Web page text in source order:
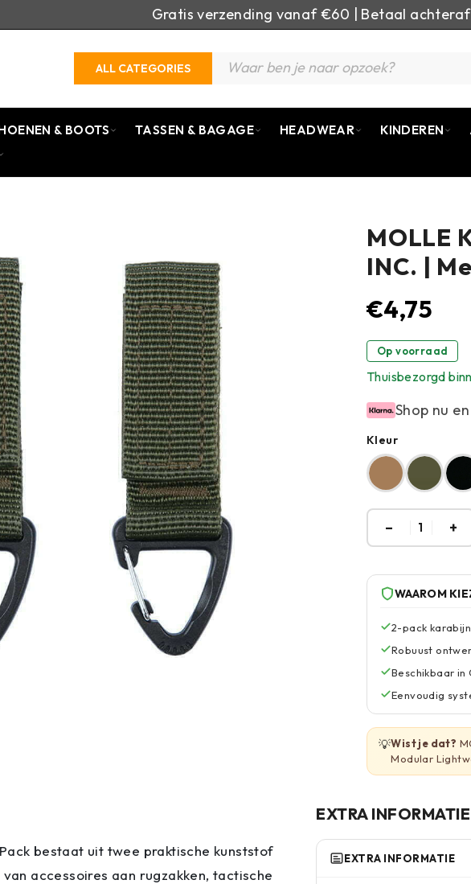
Gratis verzending vanaf €60 | Betaal achteraf
ALL CATEGORIES
& BOOTS TASSEN & BAGAGE HEADWEAR KINDEREN
MOLLE
INC. |
€4,75
Op voorraad
Thuisbezorgd
Shop nu
Kleur
– 1 +
WAAROM
2-pack
Robuust
Beschikbaar in
Eenvoudig
💡Wist je dat?
Modular
bestaat uit twee praktische kunststof
accessoires aan rugzakken, tactische
EXTRA INFORMATIE
EXTRA INFORMATIE